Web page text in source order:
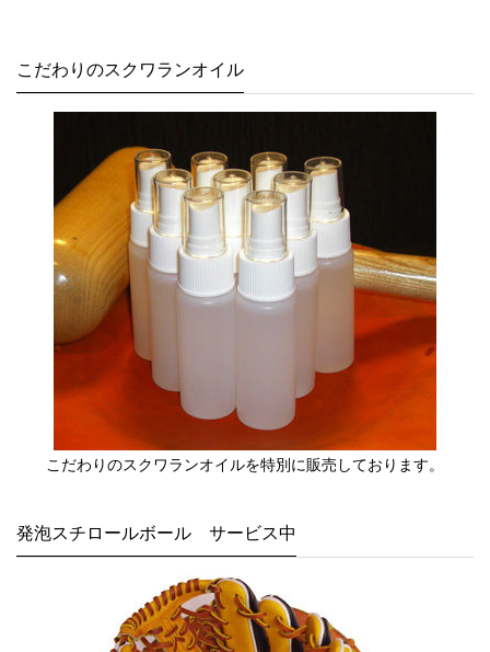
こだわりのスクワランオイル
こだわりのスクワランオイルを特別に販売しております。
発泡スチロールボール サービス中